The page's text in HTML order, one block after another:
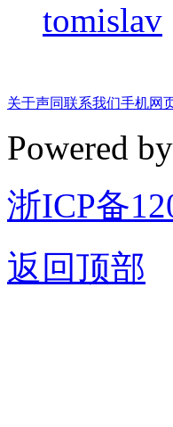
tomislav
关于声同联系我们手机网
Powered by
浙ICP备
返回顶部